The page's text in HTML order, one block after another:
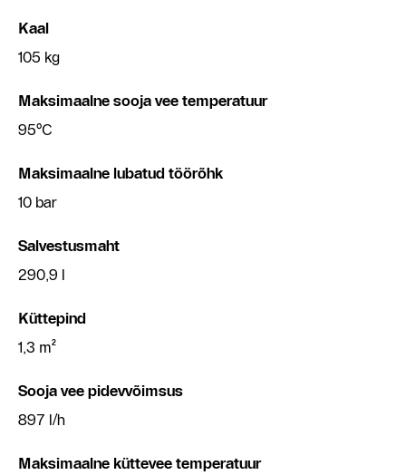
Kaal
105 kg
Maksimaalne sooja vee temperatuur
95°C
Maksimaalne lubatud töörõhk
10 bar
Salvestusmaht
290,9 l
Küttepind
1,3 m²
Sooja vee pidevvõimsus
897 l/h
Maksimaalne küttevee temperatuur